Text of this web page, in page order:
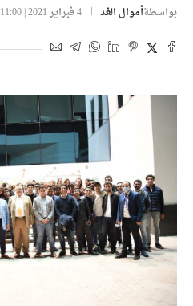
بواسطةأموال الغد 4 فبراير 2021 | 11:00 ص